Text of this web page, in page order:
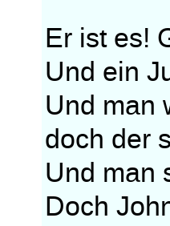
Er ist es!
Und ein
Und man
doch der
Und man
Doch